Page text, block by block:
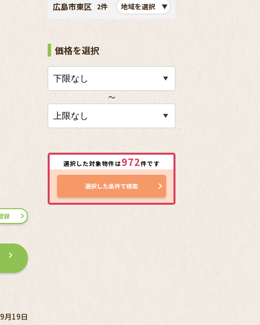
録
月19日
広島市東区 2件 地域を選択
価格を選択
〜
選択した対象物件は972件です
選択した条件で検索